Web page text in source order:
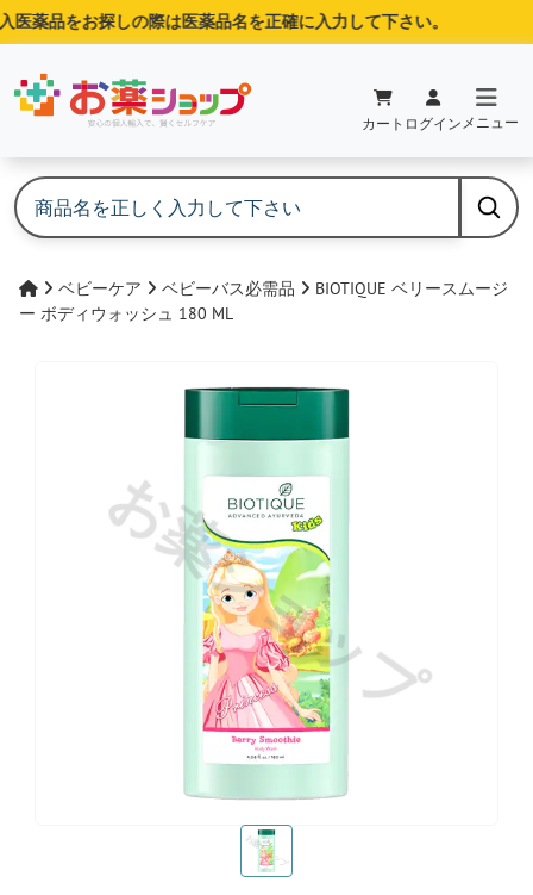
薬品をお探しの際は医薬品名を正確に入力して下さい。
カート ログイン メニュー
ベビーケア ベビーバス必需品
BIOTIQUE ベリースムージ
ー ボディウォッシュ 180 ML
お薬ショップ
お薬ショップ